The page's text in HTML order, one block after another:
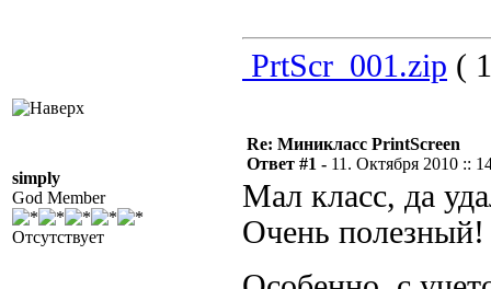
PrtScr_001.zip (
simply
God Member
Отсутствует
Re: Миникласс PrintScreen
Ответ #1 - 11. Октября 2010 ::
Мал класс, да
Очень полезный!